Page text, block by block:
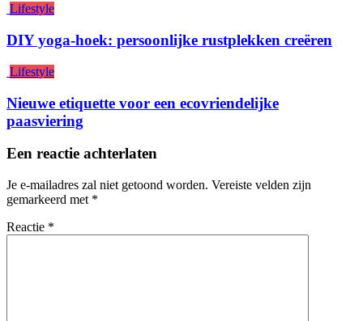
Lifestyle
DIY yoga-hoek: persoonlijke rustplekken creëren
Lifestyle
Nieuwe etiquette voor een ecovriendelijke
paasviering
Een reactie achterlaten
Je e-mailadres zal niet getoond worden. Vereiste velden zijn
gemarkeerd met *
Reactie *